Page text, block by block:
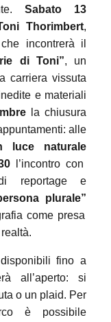
Sabato 13
Thorimbert,
incontrerà il
di Toni”, un
carriera vissuta
e materiali
la chiusura
alle
luce naturale
l’incontro con
reportage e
plurale”
come presa
fino a
all’aperto: si
o un plaid. Per
è possibile